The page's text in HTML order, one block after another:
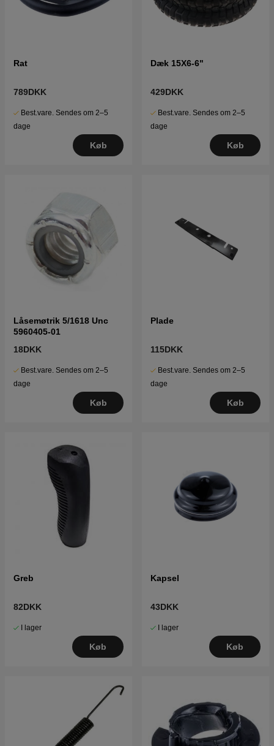
Rat
789DKK
Best.vare. Sendes om 2–5
dage
Køb
Dæk 15X6-6"
429DKK
Best.vare. Sendes om 2–5
dage
Køb
Låsemøtrik 5/1618 Unc
5960405-01
18DKK
Best.vare. Sendes om 2–5
dage
Køb
Plade
115DKK
Best.vare. Sendes om 2–5
dage
Køb
Greb
82DKK
I lager
Køb
Kapsel
43DKK
I lager
Køb